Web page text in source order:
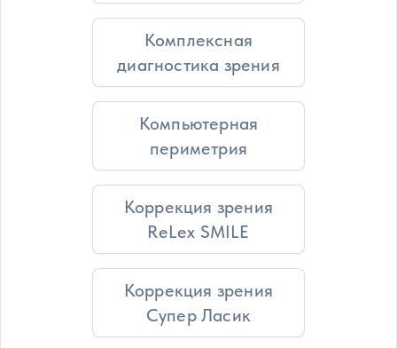
Комплексная
диагностика зрения
Компьютерная
периметрия
Коррекция зрения
ReLex SMILE
Коррекция зрения
Супер Ласик